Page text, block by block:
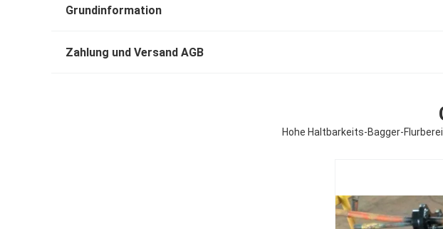
Grundinformation
Zahlung und Versand AGB
Hohe Haltbarkeits-Bagger-